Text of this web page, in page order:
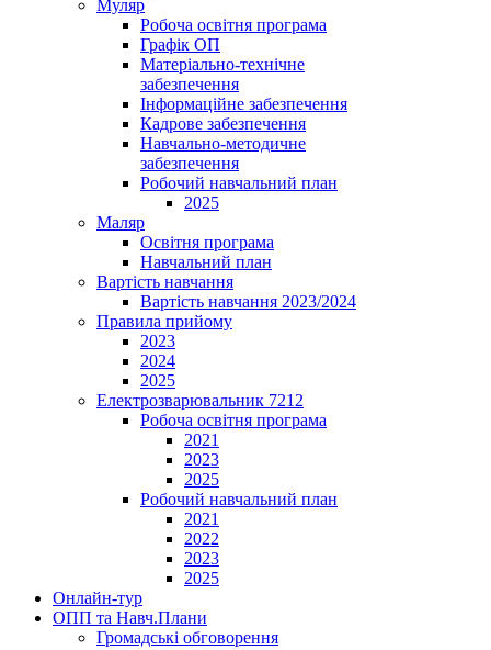
Муляр
Робоча освітня програма
Графік ОП
Матеріально-технічне
забезпечення
Інформаційне забезпечення
Кадрове забезпечення
Навчально-методичне
забезпечення
Робочий навчальний план
2025
Маляр
Освітня програма
Навчальний план
Вартість навчання
Вартість навчання 2023/2024
Правила прийому
2023
2024
2025
Електрозварювальник 7212
Робоча освітня програма
2021
2023
2025
Робочий навчальний план
2021
2022
2023
2025
Онлайн-тур
ОПП та Навч.Плани
Громадські обговорення